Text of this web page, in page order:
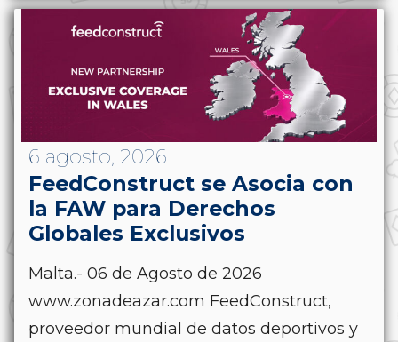
6 agosto, 2026
FeedConstruct se Asocia con
la FAW para Derechos
Globales Exclusivos
Malta.- 06 de Agosto de 2026
www.zonadeazar.com FeedConstruct,
proveedor mundial de datos deportivos y